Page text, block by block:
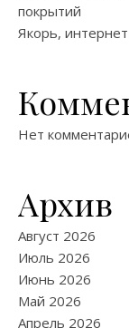
покрытий
Якорь,
Нет
Архив
Август 2026
Июль 2026
Июнь 2026
Май 2026
Апрель 2026